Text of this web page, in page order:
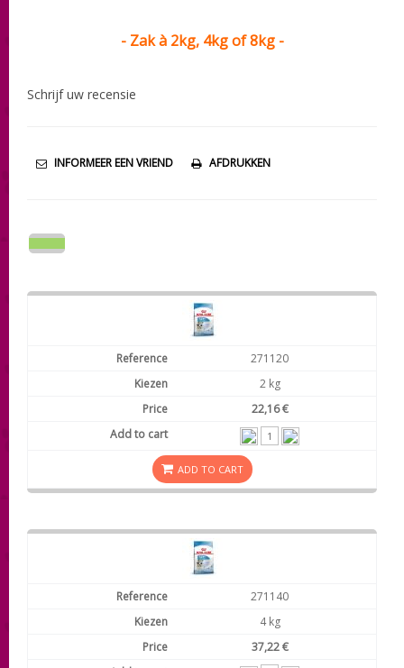
- Zak à 2kg, 4kg of 8kg -
Schrijf uw recensie
INFORMEER EEN VRIEND AFDRUKKEN
271120
2 kg
22,16 €
ADD TO CART
271140
4 kg
37,22 €